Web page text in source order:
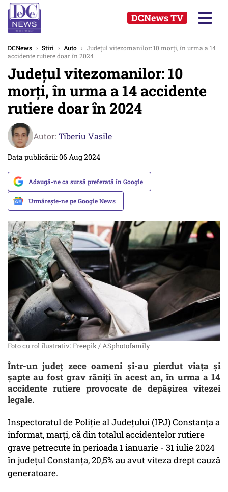
DCNews TV
DCNews › Stiri › Auto › Județul vitezomanilor: 10 morţi, în urma a 14
accidente rutiere doar în 2024
Județul vitezomanilor: 10
morţi, în urma a 14 accidente
rutiere doar în 2024
Autor:Tiberiu Vasile
Data publicării: 06 Aug 2024
Adaugă-ne ca sursă preferată în Google
Urmărește-ne pe Google News
Foto cu rol ilustrativ: Freepik / ASphotofamily
Într-un județ zece oameni și-au pierdut viața și
șapte au fost grav răniți în acest an, în urma a 14
accidente rutiere provocate de depășirea vitezei
legale.
Inspectoratul de Poliţie al Judeţului (IPJ) Constanţa a
informat, marţi, că din totalul accidentelor rutiere
grave petrecute în perioada 1 ianuarie - 31 iulie 2024
în judeţul Constanţa, 20,5% au avut viteza drept cauză
generatoare.